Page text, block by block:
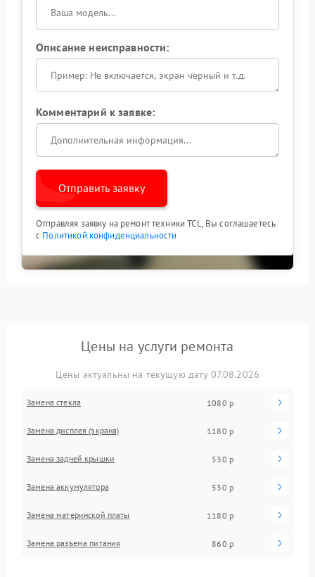
Описание неисправности:
Комментарий к заявке:
Отправить заявку
Отправляя заявку на ремонт техники TCL, Вы соглашаетесь
с Политикой конфиденциальности
Цены на услуги ремонта
Цены актуальны на текущую дату 07.08.2026
Замена стекла 1080 р
Замена дисплея (экрана) 1180 р
Замена задней крышки 530 р
Замена аккумулятора 530 р
Замена материнской платы 1180 р
Замена разъема питания 860 р